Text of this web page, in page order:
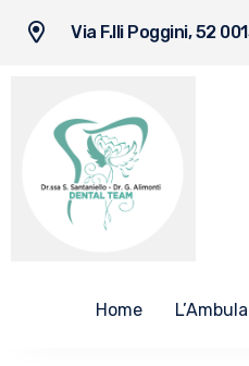
Via F.lli Poggini, 52
Home